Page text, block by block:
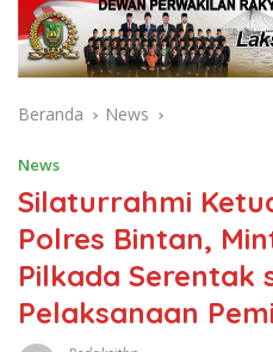
Beranda News
News
Silaturrahmi
Polres Bintan,
Pilkada Serentak
Pelaksanaan